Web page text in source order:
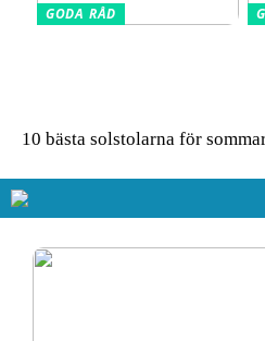
GODA RÅD
10 bästa solstolarna för